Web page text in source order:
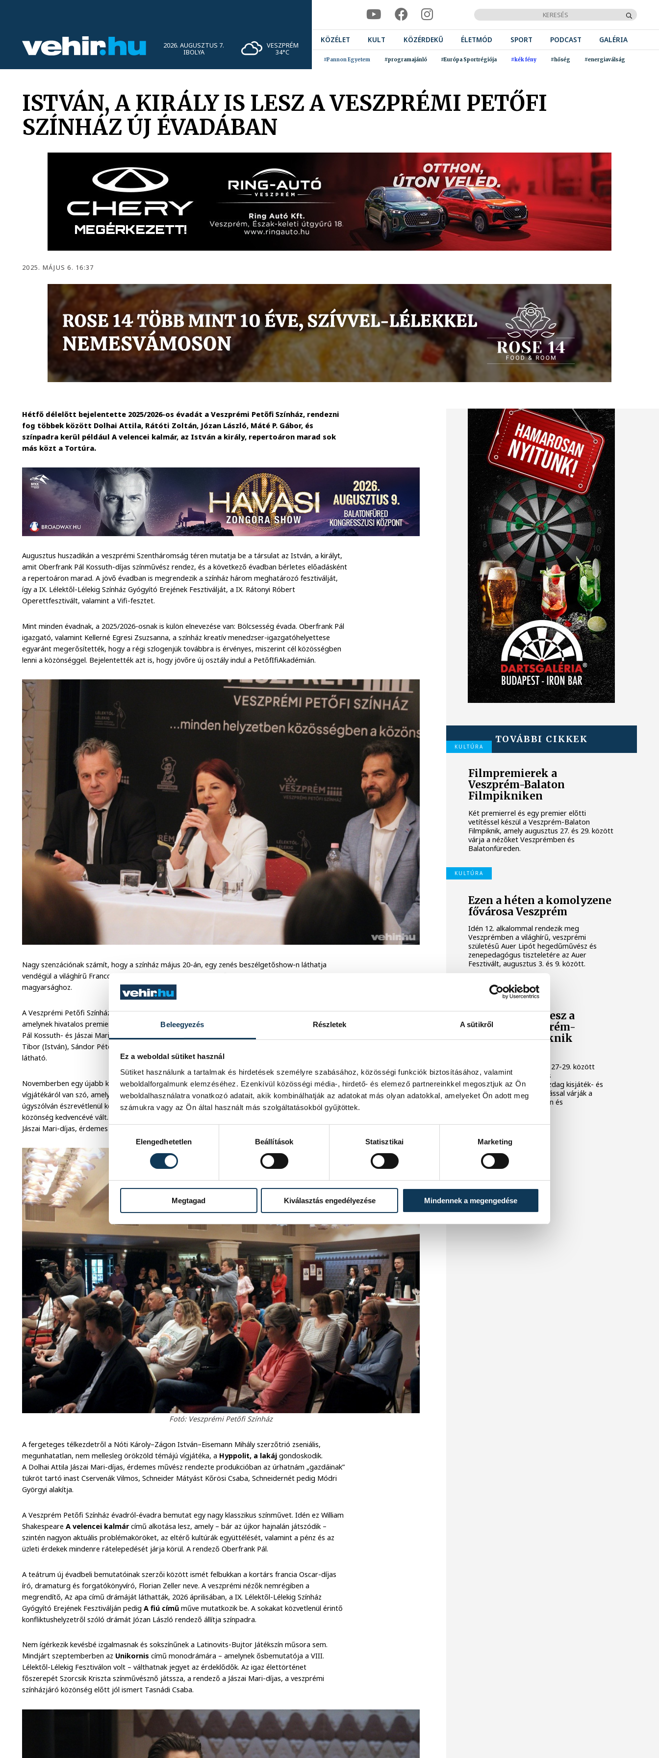
Beleegyezés Részletek A sütikről
Ez a weboldal sütiket használ
Sütiket használunk a tartalmak és hirdetések személyre szabásához, közösségi funkciók biztosításához, valamint
weboldalforgalmunk elemzéséhez. Ezenkívül közösségi média-, hirdető- és elemező partnereinkkel megosztjuk az Ön
weboldalhasználatra vonatkozó adatait, akik kombinálhatják az adatokat más olyan adatokkal, amelyeket Ön adott meg
számukra vagy az Ön által használt más szolgáltatásokból gyűjtöttek.
Elengedhetetlen
Beállítások Statisztikai Marketing
Megtagad Kiválasztás engedélyezése Mindennek a megengedése
2026. AUGUSZTUS 7.
IBOLYA
VESZPRÉM
34°C
KÖZÉLET KULT KÖZÉRDEKŰ ÉLETMÓD SPORT PODCAST GALÉRIA
#Pannon Egyetem #programajánló #Európa Sportrégiója #kék fény #hőség #energiaválság
ISTVÁN, A KIRÁLY IS LESZ A VESZPRÉMI PETŐFI
SZÍNHÁZ ÚJ ÉVADÁBAN
2025. MÁJUS 6. 16:37
Hétfő délelőtt bejelentette 2025/2026-os évadát a Veszprémi Petőfi Színház, rendezni
fog többek között Dolhai Attila, Rátóti Zoltán, Józan László, Máté P. Gábor, és
színpadra kerül például A velencei kalmár, az István a király, repertoáron marad sok
más közt a Tortúra.
Augusztus huszadikán a veszprémi Szentháromság téren mutatja be a társulat az István, a királyt,
amit Oberfrank Pál Kossuth-díjas színművész rendez, és a következő évadban bérletes előadásként
a repertoáron marad. A jövő évadban is megrendezik a színház három meghatározó fesztiválját,
így a IX. Lélektől-Lélekig Színház Gyógyító Erejének Fesztiválját, a IX. Rátonyi Róbert
Operettfesztivált, valamint a Vifi-fesztet.
Mint minden évadnak, a 2025/2026-osnak is külön elnevezése van: Bölcsesség évada. Oberfrank Pál
igazgató, valamint Kellerné Egresi Zsuzsanna, a színház kreatív menedzser-igazgatóhelyettese
egyaránt megerősítették, hogy a régi szlogenjük továbbra is érvényes, miszerint cél közösségben
lenni a közönséggel. Bejelentették azt is, hogy jövőre új osztály indul a PetőfIfiAkadémián.
Nagy szenzációnak számít, hogy a színház május 20-án, egy zenés beszélgetőshow-n láthatja
vendégül a világhírű Franco Nerót, akit különleges kapcsolat fűz Magyarországhoz, a
magyarsághoz.
A Veszprémi Petőfi Színház első nagyszínházi bemutatójának, vagyis azIstván, a királynak–
amelynek hivatalos premierjére októberben kerül sor a Nagyszínházban – rendezője Oberfrank
Pál Kossuth- és Jászai Mari-díjas érdemes művész. A főbb szerepekben Nemes
Tibor (István), Sándor Péter (Koppány), Szederjesi Teodóra (Gizella) és Hirschl Laura (Réka)
látható.
Novemberben egy újabb klasszikust láthatnak a színházbarátok. Molnár FerencAz ördög című
vígjátékáról van szó, amely különleges alapötletével, pörgős-fordulatos cselekményével, valamint
úgyszólván észrevétlenül közvetített tanulságaival egykettőre a magyar, valamint a nemzetközi
közönség kedvencévé vált. A Veszprémi Petőfi Színház adaptációját Rátóti Zoltán Kossuth- és
Jászai Mari-díjas, érdemes és kiváló művész rendezi.
Fotó: Veszprémi Petőfi Színház
A fergeteges télkezdetről a Nóti Károly–Zágon István–Eisemann Mihály szerzőtrió zseniális,
megunhatatlan, nem mellesleg örökzöld témájú vígjátéka, a Hyppolit, a lakáj gondoskodik.
A Dolhai Attila Jászai Mari-díjas, érdemes művész rendezte produkcióban az úrhatnám „gazdáinak”
tükröt tartó inast Cservenák Vilmos, Schneider Mátyást Kőrösi Csaba, Schneidernét pedig Módri
Györgyi alakítja.
A Veszprém Petőfi Színház évadról-évadra bemutat egy nagy klasszikus színművet. Idén ez William
ShakespeareA velencei kalmárcímű alkotása lesz, amely – bár az újkor hajnalán játszódik –
szintén nagyon aktuális problémaköröket, az eltérő kultúrák együttélését, valamint a pénz és az
üzleti érdekek mindenre rátelepedését járja körül. A rendező Oberfrank Pál.
A teátrum új évadbeli bemutatóinak szerzői között ismét felbukkan a kortárs francia Oscar-díjas
író, dramaturg és forgatókönyvíró, Florian Zeller neve. A veszprémi nézők nemrégiben a
megrendítő, Az apa című drámáját láthatták, 2026 áprilisában, a IX. Lélektől-Lélekig Színház
Gyógyító Erejének Fesztiválján pedigA fiú című műve mutatkozik be. A sokakat közvetlenül érintő
konfliktushelyzetről szóló drámát Józan László rendező állítja színpadra.
Nem ígérkezik kevésbé izgalmasnak és sokszínűnek a Latinovits-Bujtor Játékszín műsora sem.
Mindjárt szeptemberben az Unikornis című monodrámára – amelynek ősbemutatója a VIII.
Lélektől-Lélekig Fesztiválon volt – válthatnak jegyet az érdeklődők. Az igaz élettörténet
főszerepét Szorcsik Kriszta színművésznő játssza, a rendező a Jászai Mari-díjas, a veszprémi
színházjáró közönség előtt jól ismert Tasnádi Csaba.
TOVÁBBI CIKKEK
KULTÚRA
Filmpremierek a
Veszprém-Balaton
Filmpikniken
Két premierrel és egy premier előtti
vetítéssel készül a Veszprém-Balaton
Filmpiknik, amely augusztus 27. és 29. között
várja a nézőket Veszprémben és
Balatonfüreden.
KULTÚRA
Ezen a héten a komolyzene
fővárosa Veszprém
Idén 12. alkalommal rendezik meg
Veszprémben a világhírű, veszprémi
születésű Auer Lipót hegedűművész és
zenepedagógus tiszteletére az Auer
Fesztivált, augusztus 3. és 9. között.
Osvárt Andrea lesz a
megújult Veszprém-
Balaton Filmpiknik
A Filmpikniken augusztus 27-29. között
csaknem hatvan játék- és
dokumentumfilmmel, gazdag kisjáték- és
animációs filmes válogatással várják a
közönséget Veszprémben és